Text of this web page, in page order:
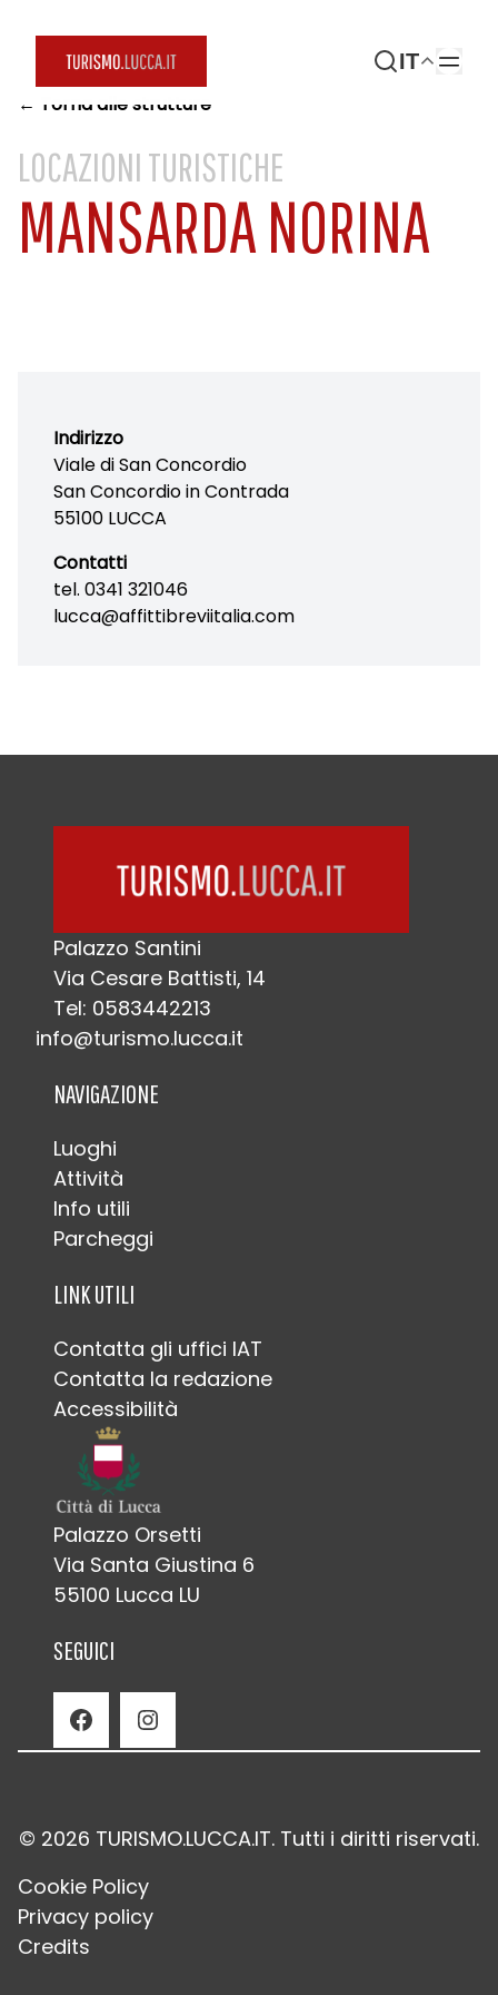
IT
← Torna alle strutture
LOCAZIONI TURISTICHE
MANSARDA NORINA
Indirizzo
Viale di San Concordio
San Concordio in Contrada
55100 LUCCA
Contatti
tel. 0341 321046
lucca@affittibreviitalia.com
Palazzo Santini
Via Cesare Battisti, 14
Tel: 0583442213
info@turismo.lucca.it
NAVIGAZIONE
Luoghi
Attività
Info utili
Parcheggi
LINK UTILI
Contatta gli uffici IAT
Contatta la redazione
Accessibilità
Palazzo Orsetti
Via Santa Giustina 6
55100 Lucca LU
SEGUICI
Facebook Instagram
© 2026 TURISMO.LUCCA.IT. Tutti i diritti riservati.
Cookie Policy
Privacy policy
Credits